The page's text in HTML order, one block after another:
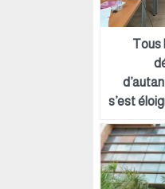
Tous
s’est